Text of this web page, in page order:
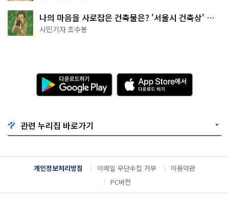
나의 마음을 사로잡은 건축물은? '서울시 건축상' 수
상작 공개!
시민기자 조수봉
다
운
로
기
G
o
g
l
e
A
p
p
e
서
다
운
관련 누리집 바로가기
개인정보처리방침 이메일 무단수집 거부
이용약관
PC버전